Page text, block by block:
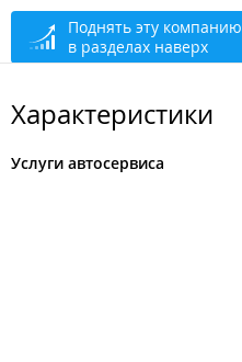
открыто: 09:00–20:00
Поднять эту компанию
в разделах наверх
Характеристики
Услуги автосервиса